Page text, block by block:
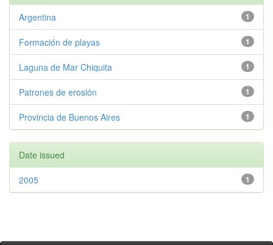
1
Argentina
1
Formación de playas
1
Laguna de Mar Chiquita
1
Patrones de erosión
1
Provincia de Buenos Aires
Date issued
1
2005